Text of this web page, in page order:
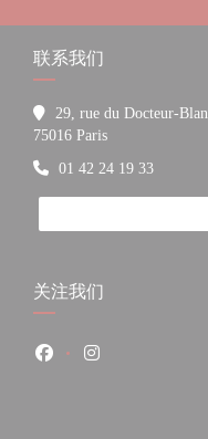
联系我们
29, rue du Docteur-
75016 Paris((在新窗口中打
01 42 24 19 33
关注我们
Facebook ((在新窗口
Instagram ((在